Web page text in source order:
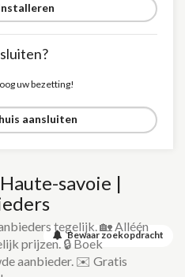
uw bezetting!
aansluiten
Bewaar zoekopdracht
savoie |
tegelijk. 🏡 Alléén
prijzen. 🔒 Boek
aanbieder. ✉️ Gratis